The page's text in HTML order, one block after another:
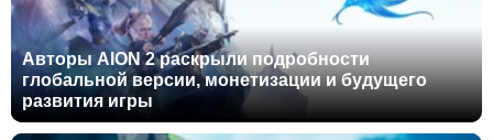
Авторы AION 2 раскрыли подробности
глобальной версии, монетизации и будущего
развития игры